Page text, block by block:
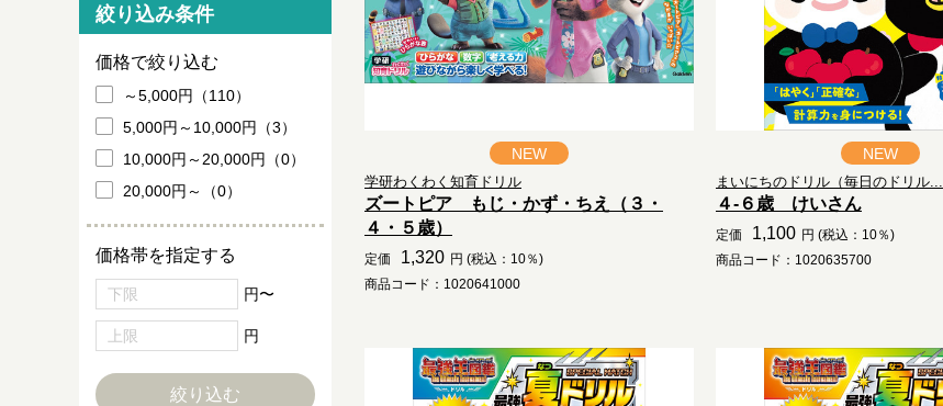
NEW
学研わくわく知育ドリル
ズートピア もじ・かず・ちえ（３・
４・５歳）
定価 1,320 円 (税込：10％)
商品コード：1020641000
NEW
まいにちのドリル（毎日のドリル...
４-６歳 けいさん
定価 1,100 円 (税込：10％)
商品コード：1020635700
絞り込み条件
価格で絞り込む
～5,000円（110）
5,000円～10,000円（3）
10,000円～20,000円（0）
20,000円～（0）
価格帯を指定する
円〜
円